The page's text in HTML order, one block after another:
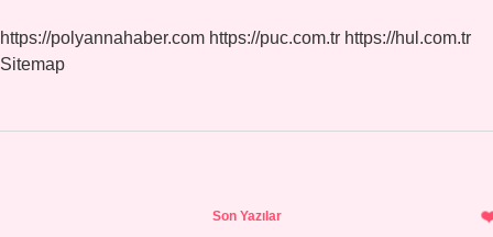
https://polyannahaber.com https://puc.com.tr https://hul.com.tr
Sitemap
Son Yazılar